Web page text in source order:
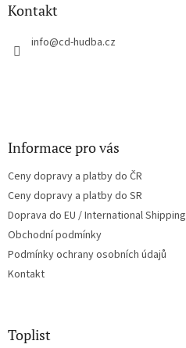
Kontakt
info@cd-hudba.cz
Informace pro vás
Ceny dopravy a platby do ČR
Ceny dopravy a platby do SR
Doprava do EU / International Shipping
Obchodní podmínky
Podmínky ochrany osobních údajů
Kontakt
Toplist